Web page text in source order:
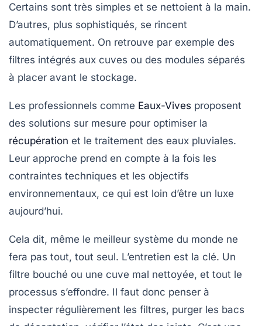
Certains sont très simples et se nettoient à la main.
D’autres, plus sophistiqués, se rincent
automatiquement. On retrouve par exemple des
filtres intégrés aux cuves ou des modules séparés
à placer avant le stockage.
Les professionnels comme Eaux-Vives proposent
des solutions sur mesure pour optimiser la
récupération et le traitement des eaux pluviales.
Leur approche prend en compte à la fois les
contraintes techniques et les objectifs
environnementaux, ce qui est loin d’être un luxe
aujourd’hui.
Cela dit, même le meilleur système du monde ne
fera pas tout, tout seul. L’entretien est la clé. Un
filtre bouché ou une cuve mal nettoyée, et tout le
processus s’effondre. Il faut donc penser à
inspecter régulièrement les filtres, purger les bacs